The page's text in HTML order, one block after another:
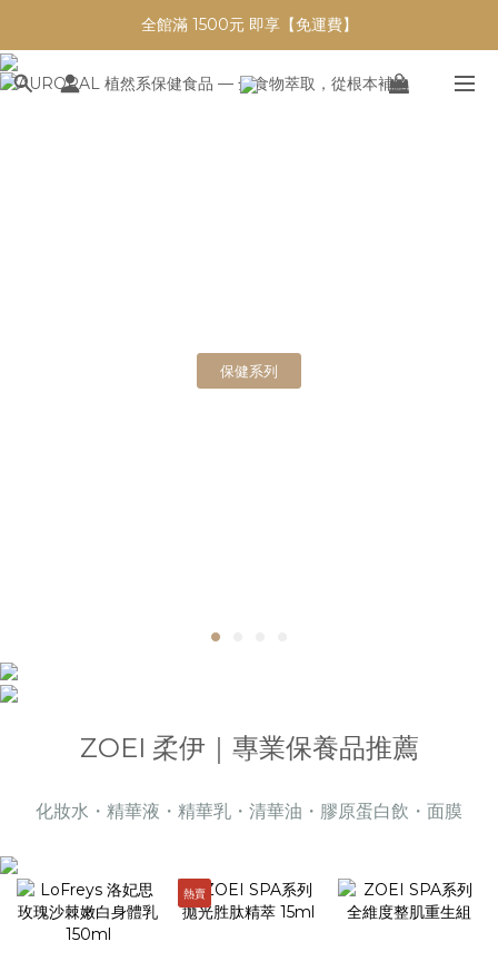
【零利率】全館支援信用卡分期付款
【零利率】全館支援信用卡分期付款
保健系列
ZOEI 柔伊｜專業保養品推薦
化妝水・精華液・精華乳・清華油・膠原蛋白飲・面膜
熱賣